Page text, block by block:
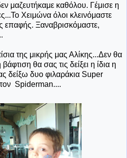
μαζευτήκαμε καθόλου. Γέμισε η
Χειμώνα όλοι κλεινόμαστε
επαφής. Ξαναβρισκόμαστε,
της μικρής μας Αλίκης...Δεν θα
θα σας τις δείξει η ίδια η
δείξω δυο φιλαράκια Super
Spiderman....